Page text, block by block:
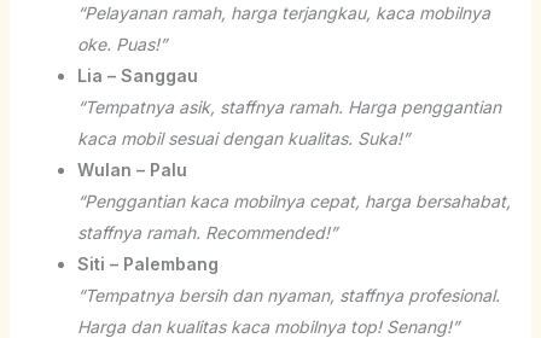
“Pelayanan ramah, harga terjangkau, kaca mobilnya
oke. Puas!”
Lia – Sanggau
“Tempatnya asik, staffnya ramah. Harga penggantian
kaca mobil sesuai dengan kualitas. Suka!”
Wulan – Palu
“Penggantian kaca mobilnya cepat, harga bersahabat,
staffnya ramah. Recommended!”
Siti – Palembang
“Tempatnya bersih dan nyaman, staffnya profesional.
Harga dan kualitas kaca mobilnya top! Senang!”